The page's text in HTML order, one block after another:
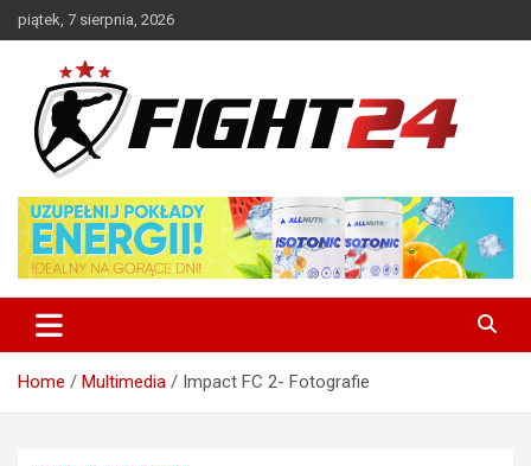
Skip
to
piątek, 7 sierpnia, 2026
FIGHT24.PL – MMA i K-1, UFC
Home Multimedia Impact FC 2- Fotografie